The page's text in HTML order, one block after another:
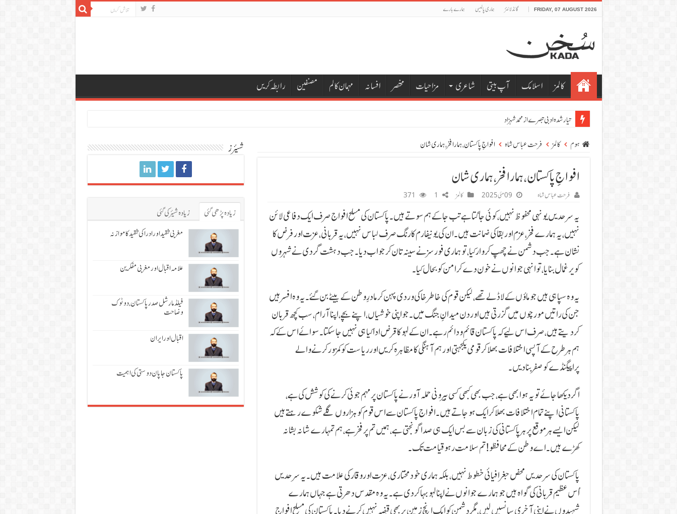
FRIDAY, 07 AUGUST 2026 گائڈلائنز ہماری پالیسی ہمارے بارے
کالمز اسلامک آپ بیتی شاعری مزاحیات مختصر افسانہ مہمان کالم مصنفین رابطہ کریں
ص
ہوم کالمز فرحت عباس شاہ افواجِ پاکستان، ہمارا فخر، ہماری شان
افواجِ پاکستان، ہمارا فخر، ہماری شان
فرحت عباس شاہ 09 مئی 2025 کالمز 1
371
یہ سرحدیں یونہی محفوظ نہیں، کوئی جاگتا ہے تب جا کے ہم سوتے ہیں۔ پاکستان کی مسلح افواج صرف ایک دفاعی لائن
نہیں، یہ ہمارے فخر، عزم اور بقا کی ضمانت ہیں۔ ان کی یونیفارم کا رنگ صرف لباس نہیں، یہ قربانی، عزت اور فرض کا
نشان ہے۔ جب دشمن نے چھپ کر وار کیا، تو ہماری فورسز نے سینہ تان کر جواب دیا۔ جب دہشت گردی نے شہروں
کو یرغمال بنایا، تو انہی جوانوں نے خون دے کر امن کو بحال کیا۔
یہ وہ سپاہی ہیں جو ماؤں کے لاڈلے تھے، لیکن قوم کی خاطر خاکی وردی پہن کر مادرِ وطن کے بیٹے بن گئے۔ یہ وہ افسر ہیں
جن کی راتیں مورچوں میں گزرتی ہیں اور دن میدانِ جنگ میں۔ جو اپنی خوشیاں، اپنے بچے، اپنا آرام، سب کچھ قربان
کر دیتے ہیں، صرف اس لیے کہ پاکستان قائم و دائم رہے۔ ان کے لہو کا قرض ادا کیا ہی نہیں جا سکتا۔ سوائے اس کے کہ
ہم ہرطرح کے آپسی اختلافات بھلا کر قومی یکجہتی اور ہم آہنگی کا مظاہرہ کریں اور ریاست کو کمزور کرنے والے
پراپیگنڈے کو صفر بنا دیں۔
اگر دیکھا جائے تو یہ ہوا بھی ہے، جب بھی کبھی کسی بیرونی حملہ آور نے پاکستان پر مہم جوئی کرنے کی کوشش کی ہے،
پاکستانی اپنے تمام اختلافات بھلا کر ایک ہوجاتے ہیں۔ افواج پاکستان سے اس قوم کو ہزاروں گلے شکوے رہتے ہیں
لیکن ایسے ہر موقع پر ہر پاکستانی کی زبان سے بس ایک ہی صدا گونجتی ہے، ہمیں تم پر فخر ہے، ہم تمہارے شانہ بشانہ
کھڑے ہیں۔ اے وطن کے محافظو! تم سلامت رہو قیامت تک۔
پاکستان کی سرحدیں محض جغرافیائی خطوط نہیں، بلکہ ہماری خودمختاری، عزت اور وقار کی علامت ہیں۔ یہ سرحدیں
اُس عظیم قربانی کی گواہ ہیں جو ہمارے جوانوں نے اپنا لہو بہا کر دی ہے۔ یہ وہ مقدس دھرتی ہے جہاں ہمارے
شہیدوں نے اپنی آخری سانسیں لیں، مگر دشمن کو ایک انچ زمین پر بھی قبضہ نہیں کرنے دیا۔ پاکستان کی مسلح افواج
شیئرز
زیادہ پڑھی گئی زیادہ شیئر کی گئی
مغربی تنقید اور ادراکی تنقید کا موازنہ
علامہ اقبال اور مغربی مفکرین
فیلڈ مارشل صدر پاکستان، دوٹوک
وضاحت
اقبال اور ایران
پاکستان جاپان دوستی کی اہمیت